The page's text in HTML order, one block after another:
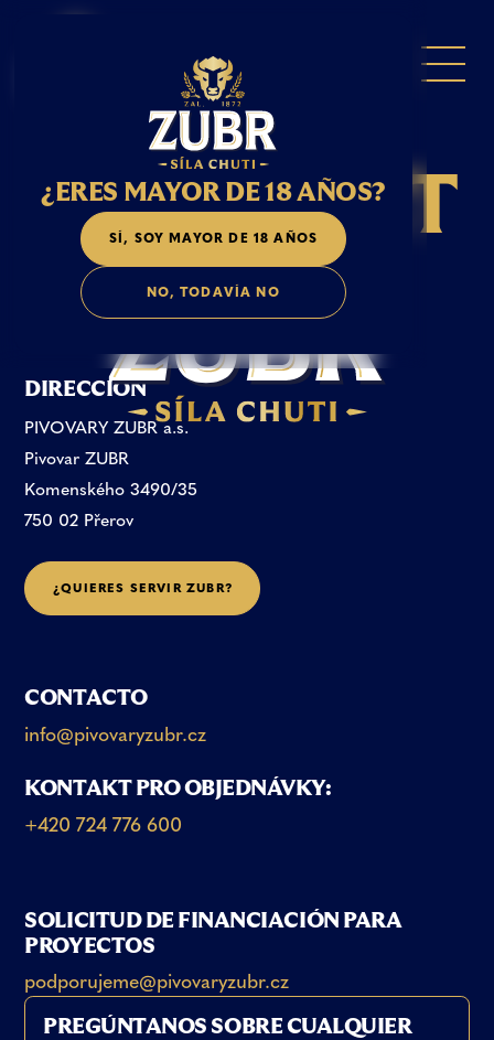
¿ERES MAYOR DE 18 AÑOS?
SÍ, SOY MAYOR DE 18 AÑOS
NO, TODAVÍA NO
CONTAC T
O
DIRECCIÓN
PIVOVARY ZUBR a.s.
Pivovar ZUBR
Komenského 3490/35
750 02 Přerov
¿QUIERES SERVI R ZUBR?
CONTACTO
info@pivovaryzubr.cz
KONTAKT PRO OBJEDNÁVKY:
+420 724 776 600
SOLICITUD DE FINANCIACIÓN PARA
PROYECTOS
podporujeme@pivovaryzubr.cz
PREGÚNTANOS SOBRE CUALQUIER